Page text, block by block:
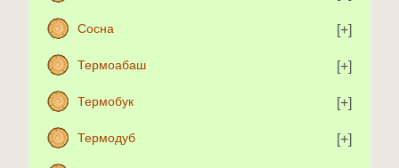
Сосна
Термоабаш
Термобук
Термодуб